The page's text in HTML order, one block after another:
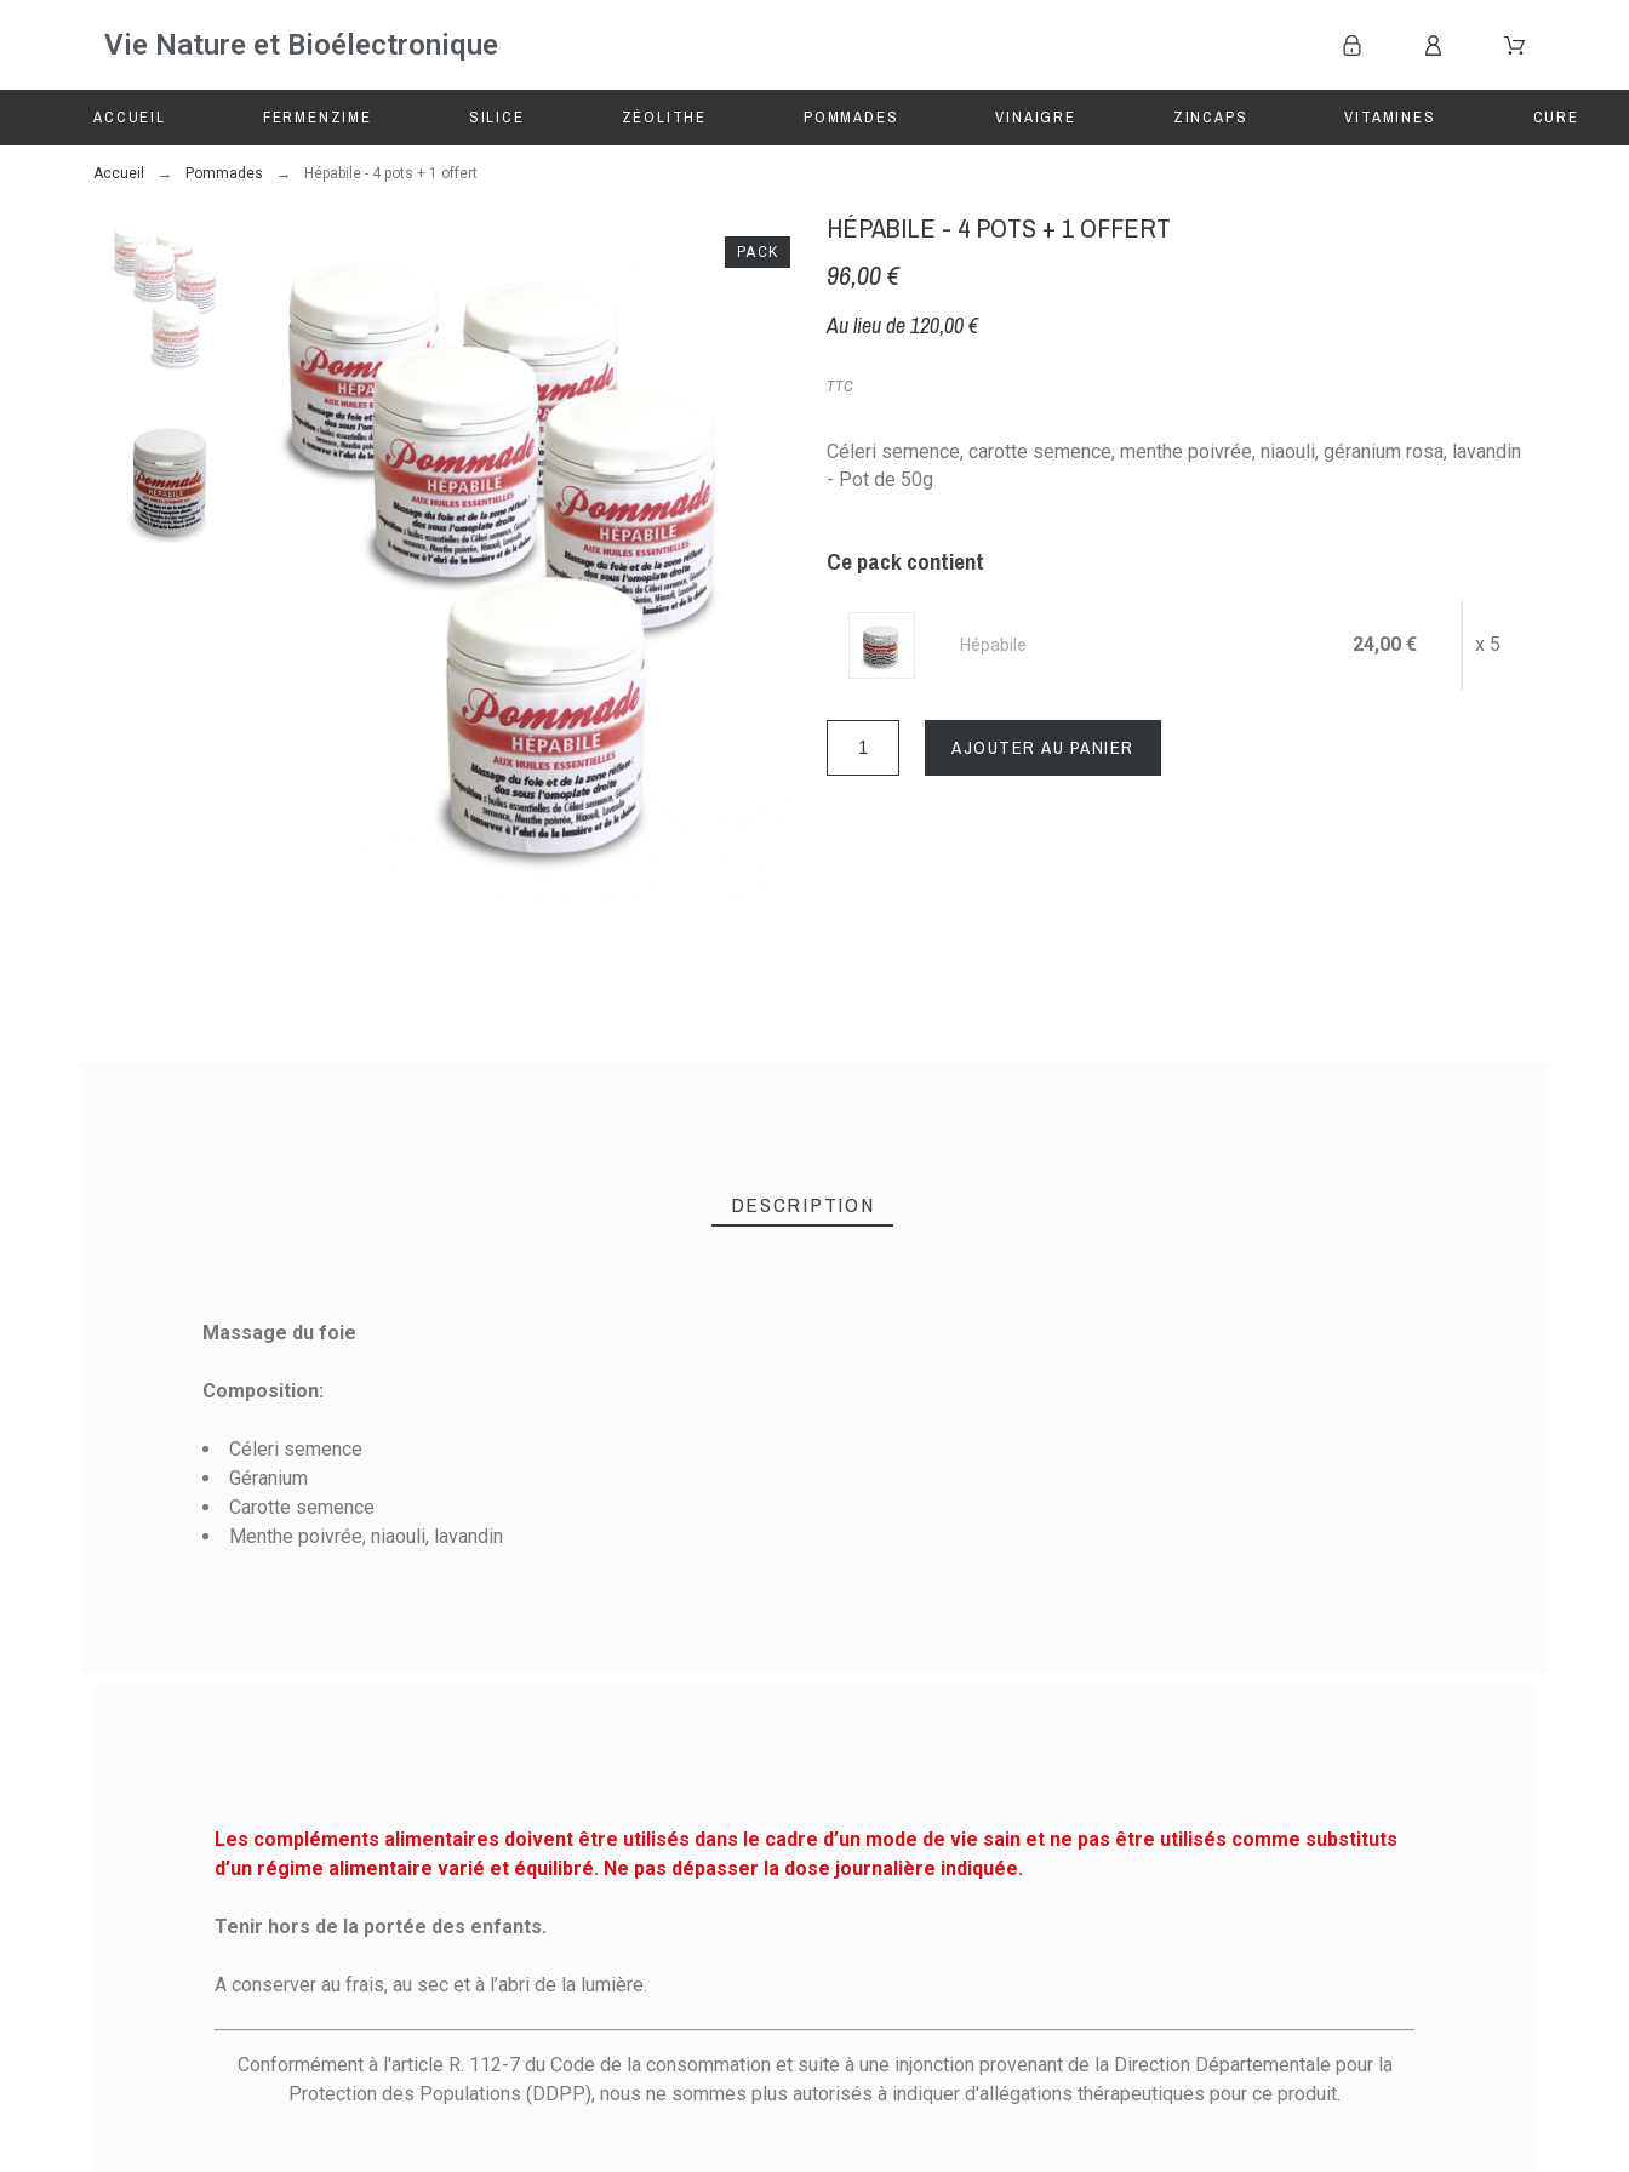
Vie Nature et Bioélectronique
ACCUEIL FERMENZIME SILICE ZÉOLITHE POMMADES VINAIGRE ZINCAPS VITAMINES CURE
Accueil Pommades Hépabile - 4 pots + 1 offert
PACK
HÉPABILE - 4 POTS + 1 OFFERT
96,00 €
Au lieu de 120,00 €
TTC
Céleri semence, carotte semence, menthe poivrée, niaouli, géranium rosa, lavandin
- Pot de 50g
Ce pack contient
Hépabile 24,00 € x 5
AJOUTER AU PANIER
DESCRIPTION
Massage du foie
Composition:
Céleri semence
Géranium
Carotte semence
Menthe poivrée, niaouli, lavandin
Les compléments alimentaires doivent être utilisés dans le cadre d’un mode de vie sain et ne pas être utilisés comme substituts
d’un régime alimentaire varié et équilibré. Ne pas dépasser la dose journalière indiquée.
Tenir hors de la portée des enfants.
A conserver au frais, au sec et à l’abri de la lumière.
Conformément à l'article R. 112-7 du Code de la consommation et suite à une injonction provenant de la Direction Départementale pour la
Protection des Populations (DDPP), nous ne sommes plus autorisés à indiquer d'allégations thérapeutiques pour ce produit.